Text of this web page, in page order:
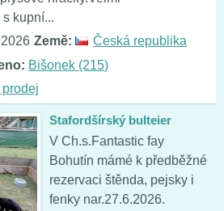
kupní...
Země:
Česká republika
Bišonek (215)
Stafordšírský bulteier
V Ch.s.Fantastic fay
Bohutín mámé k předběžné
rezervaci štěnda, pejsky i
fenky nar.27.6.2026.